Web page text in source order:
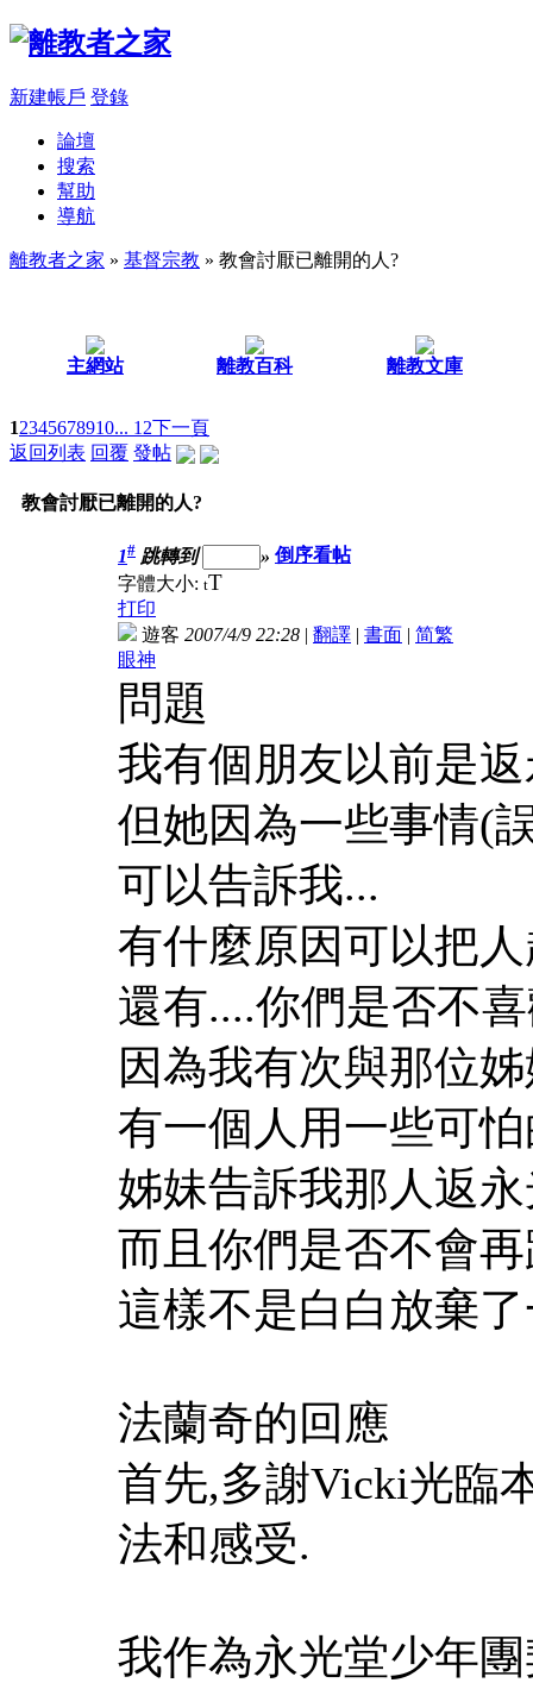
新建帳戶 登錄
論壇
搜索
幫助
導航
離教者之家 » 基督宗教 » 教會討厭已離開的人?
主網站 離教百科 離教文庫
12345678910... 12下一頁
返回列表 回覆 發帖
教會討厭已離開的人?
1# 跳轉到 » 倒序看帖
字體大小: tT
打印
遊客 2007/4/9 22:28 | 翻譯 | 書面 | 简繁
眼神
問題
我有個朋友以前是
但她因為一些事情(
可以告訴我...
有什麼原因可以把
還有....你們是否不
因為我有次與那位
有一個人用一些可
姊妹告訴我那人返
而且你們是否不會
這樣不是白白放棄
法蘭奇的回應
首先,多謝Vicki光臨
法和感受.
我作為永光堂少年